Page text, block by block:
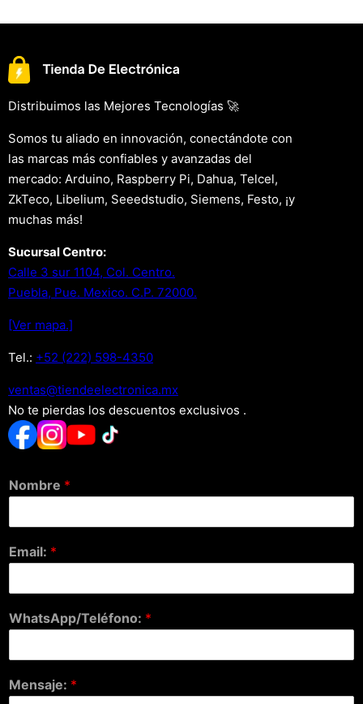
Distribuimos las Mejores Tecnologías 🚀
Somos tu aliado en innovación, conectándote con
las marcas más confiables y avanzadas del
mercado: Arduino, Raspberry Pi, Dahua, Telcel,
ZkTeco, Libelium, Seeedstudio, Siemens, Festo, ¡y
muchas más!
Sucursal Centro:
Calle 3 sur 1104, Col. Centro.
Puebla, Pue. Mexico. C.P. 72000.
[Ver mapa.]
Tel.: +52 (222) 598-4350
xm.acinortceleedneit@satnev
No te pierdas los descuentos exclusivos .
Nombre *
Email: *
WhatsApp/Teléfono: *
Mensaje: *